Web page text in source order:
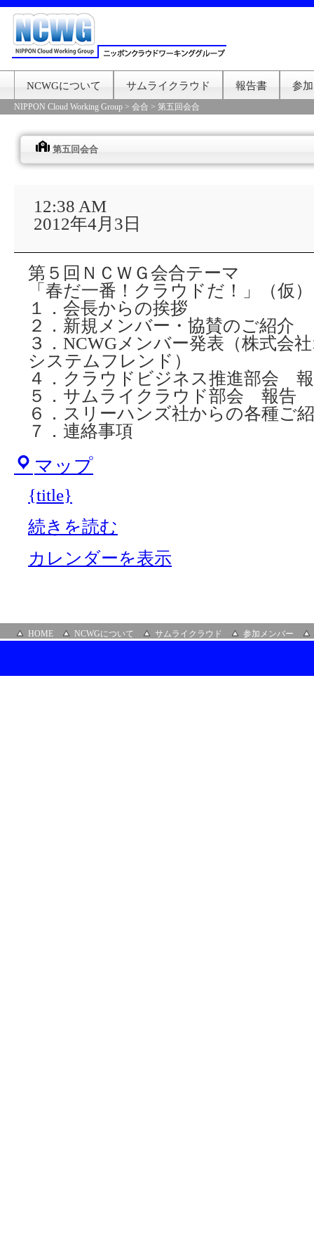
NCWGについて サムライクラウド 報告書 参
NIPPON Cloud Working Group > 会合 > 第五回会合
第五回会合
12:38 AM
2012年4月3日
第５回ＮＣＷＧ会合テーマ
「春だ一番！クラウドだ！」（仮）
１．会長からの挨拶
２．新規メンバー・協賛のご紹介
３．NCWGメンバー発表（株式会
システムフレンド）
４．クラウドビジネス推進部会
５．サムライクラウド部会 報告
６．スリーハンズ社からの各種ご
７．連絡事項
マップ山
ワ
ー
会
議
室
{title}
続きを読む
カレンダーを表示
HOME NCWGについて サムライクラウド 参加メンバー